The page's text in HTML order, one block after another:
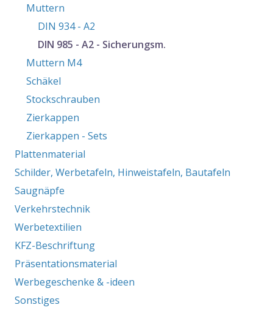
Muttern
DIN 934 - A2
DIN 985 - A2 - Sicherungsm.
Muttern M4
Schäkel
Stockschrauben
Zierkappen
Zierkappen - Sets
Plattenmaterial
Schilder, Werbetafeln, Hinweistafeln, Bautafeln
Saugnäpfe
Verkehrstechnik
Werbetextilien
KFZ-Beschriftung
Präsentationsmaterial
Werbegeschenke & -ideen
Sonstiges